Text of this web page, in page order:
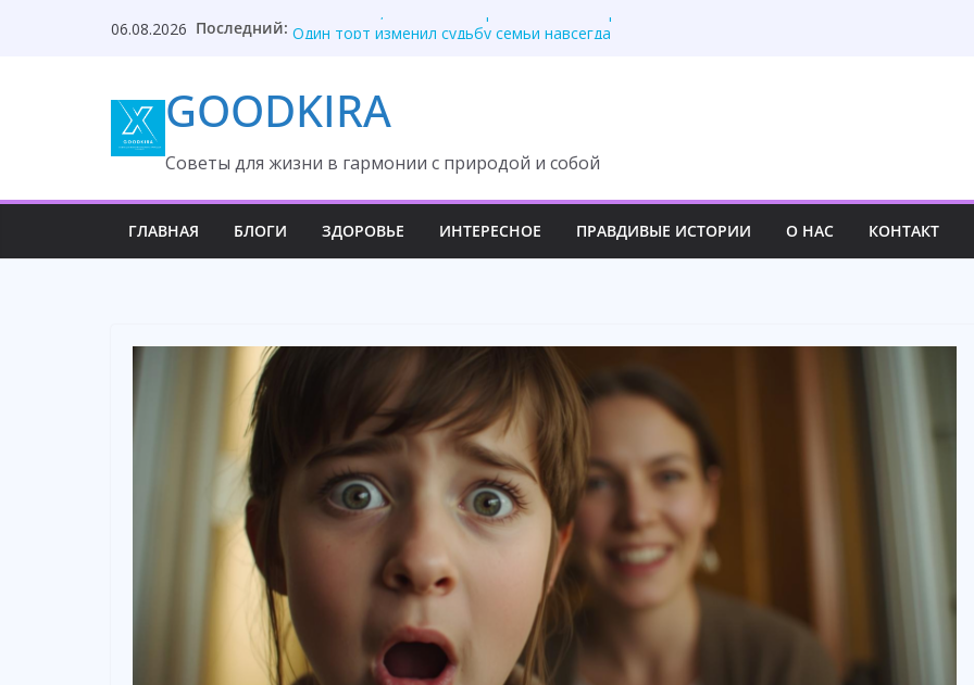
06.08.2026 Последний: Они забыли, кто оплатил роскошный вечер
После унижения невестка изменила свою жизнь
Твой приблудыш не получит с наследства ни
GOODKIRA
Cоветы для жизни в гармонии с природой и собой
ГЛАВНАЯ БЛОГИ ЗДОРОВЬЕ ИНТЕРЕСНОЕ ПРАВДИВЫЕ ИСТОРИИ О НАС КОНТАКТ